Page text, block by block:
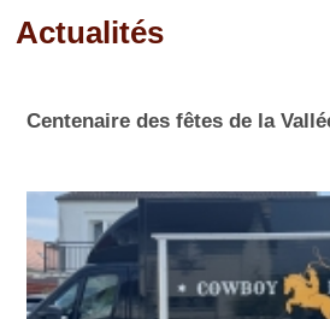
Actualités
Centenaire des fêtes de la